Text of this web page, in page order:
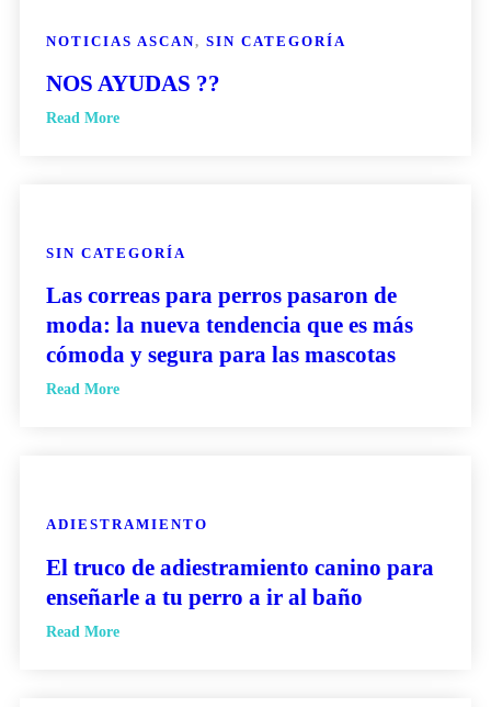
NOTICIAS ASCAN, SIN CATEGORÍA
NOS AYUDAS ??
Read More
SIN CATEGORÍA
Las correas para perros pasaron de
moda: la nueva tendencia que es más
cómoda y segura para las mascotas
Read More
ADIESTRAMIENTO
El truco de adiestramiento canino para
enseñarle a tu perro a ir al baño
Read More